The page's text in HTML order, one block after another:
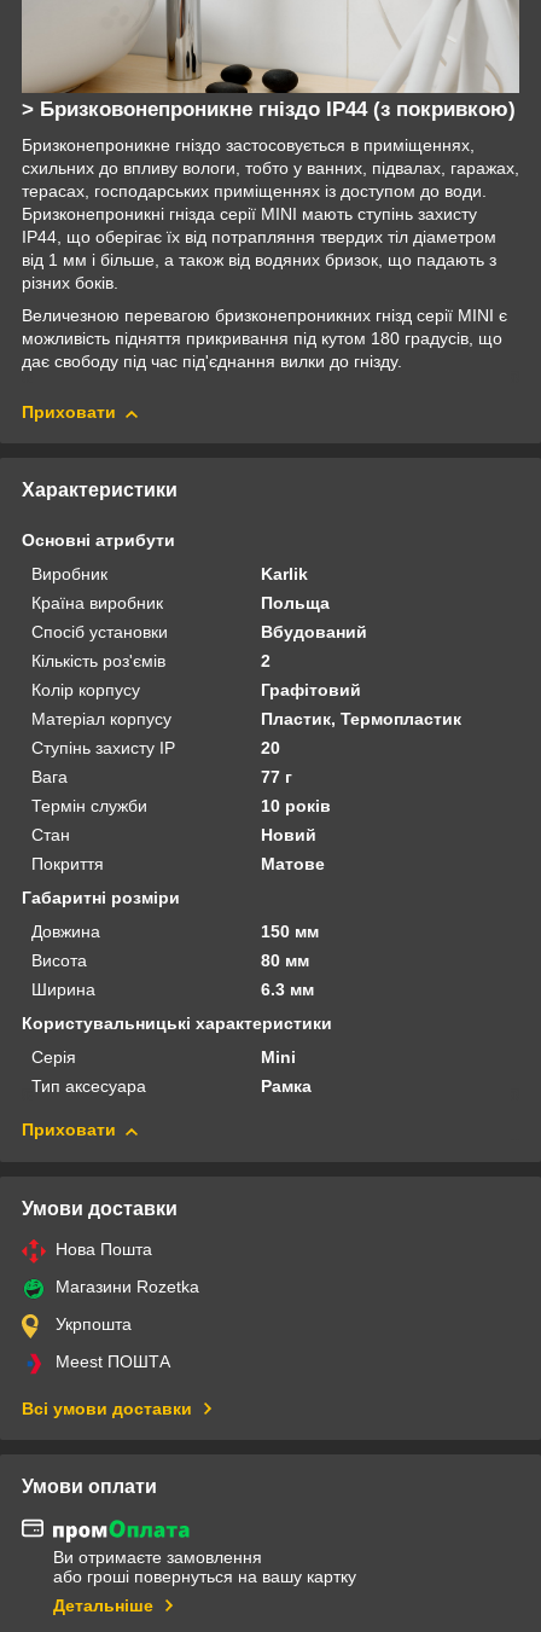
> Бризковонепроникне гніздо IP44 (з покривкою)
Бризконепроникне гніздо застосовується в приміщеннях,
схильних до впливу вологи, тобто у ванних, підвалах, гаражах,
терасах, господарських приміщеннях із доступом до води.
Бризконепроникні гнізда серії MINI мають ступінь захисту
IP44, що оберігає їх від потрапляння твердих тіл діаметром
від 1 мм і більше, а також від водяних бризок, що падають з
різних боків.
Величезною перевагою бризконепроникних гнізд серії MINI є
можливість підняття прикривання під кутом 180 градусів, що
дає свободу під час під'єднання вилки до гнізду.
Приховати
Характеристики
Основні атрибути
Виробник
Karlik
Країна виробник
Польща
Спосіб установки
Вбудований
Кількість роз'ємів
2
Колір корпусу
Графітовий
Матеріал корпусу
Пластик, Термопластик
Ступінь захисту IP
20
Вага
77 г
Термін служби
10 років
Стан
Новий
Покриття
Матове
Габаритні розміри
Довжина
150 мм
Висота
80 мм
Ширина
6.3 мм
Користувальницькі характеристики
Серія
Mini
Тип аксесуара
Рамка
Приховати
Умови доставки
Нова Пошта
Магазини Rozetka
Укрпошта
Meest ПОШТА
Всі умови доставки
Умови оплати
Ви отримаєте замовлення
або гроші повернуться на вашу картку
Детальніше